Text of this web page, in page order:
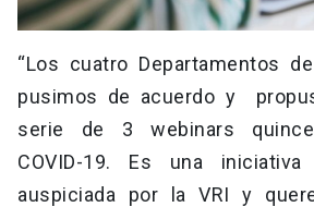
“Los cuatro Departamentos
pusimos de acuerdo y
serie de 3 webinars
COVID-19. Es una
auspiciada por la VRI y